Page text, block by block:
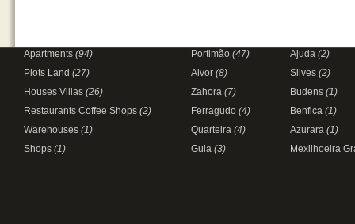
Apartments (94)
Plots Land (27)
Houses Villas (26)
Restaurants Coffee Shops (2)
Warehouses (1)
Shops (1)
Portimão (47)
Alvor (8)
Zahora (7)
Ferragudo (4)
Quarteira (4)
Guia (3)
Ajuda (2)
Silves (2)
Budens (1)
Benfica (1)
Azurara (1)
Mexilhoeira